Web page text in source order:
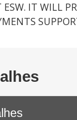
IT WILL